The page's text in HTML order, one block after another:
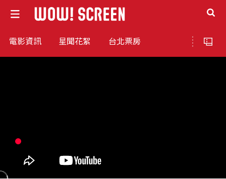
電影資訊 星聞花絮 台北票房